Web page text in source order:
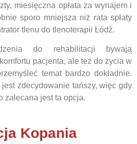
miesięczna opłata za wynajem i
sporo mniejsza niż rata spłaty
tlenu do tlenoterapii Łódź.
do rehabilitacji bywają
pacjenta, ale też do życia w
temat bardzo dokładnie.
zdecydowanie tańszy, więc gdy
zalecana jest ta opcja.
Kopania